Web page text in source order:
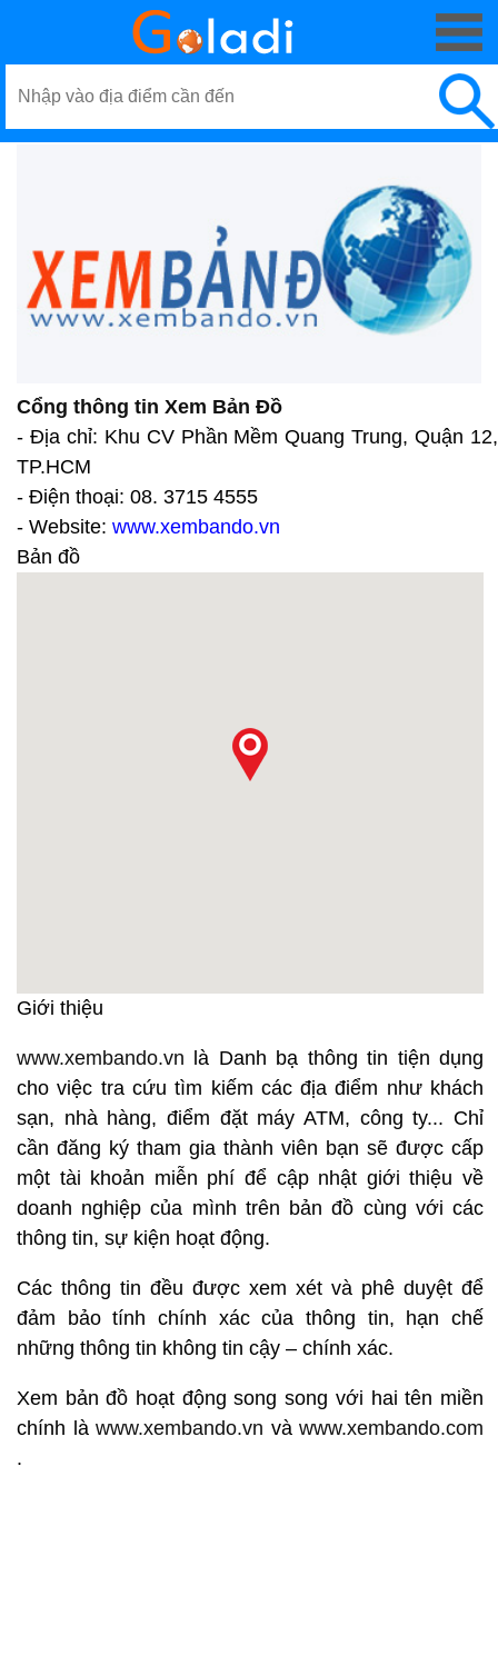
Cổng thông tin Xem Bản Đồ
- Địa chỉ: Khu CV Phần Mềm Quang Trung, Quận 12,
TP.HCM
- Điện thoại: 08. 3715 4555
- Website: www.xembando.vn
Bản đồ
Giới thiệu
www.xembando.vn là Danh bạ thông tin tiện dụng
cho việc tra cứu tìm kiếm các địa điểm như khách
sạn, nhà hàng, điểm đặt máy ATM, công ty... Chỉ
cần đăng ký tham gia thành viên bạn sẽ được cấp
một tài khoản miễn phí để cập nhật giới thiệu về
doanh nghiệp của mình trên bản đồ cùng với các
thông tin, sự kiện hoạt động.
Các thông tin đều được xem xét và phê duyệt để
đảm bảo tính chính xác của thông tin, hạn chế
những thông tin không tin cậy – chính xác.
Xem bản đồ hoạt động song song với hai tên miền
chính là www.xembando.vn và www.xembando.com
.